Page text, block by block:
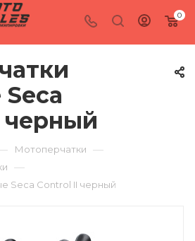
0
черный
Мотоперчатки —
—
Seca Control II черный